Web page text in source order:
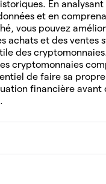
En analysant
et en
vous pouvez
achats et des ventes
des
cryptomonnaies
de faire sa
financière avant